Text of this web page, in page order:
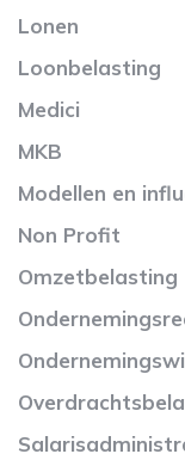
Lonen
Loonbelasting
Medici
MKB
Modellen en
Non Profit
Omzetbelasting